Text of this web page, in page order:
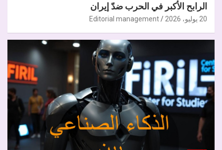
الرابح الأكبر في الحرب ضدّ إيران
20 يوليو، 2026 Editorial management